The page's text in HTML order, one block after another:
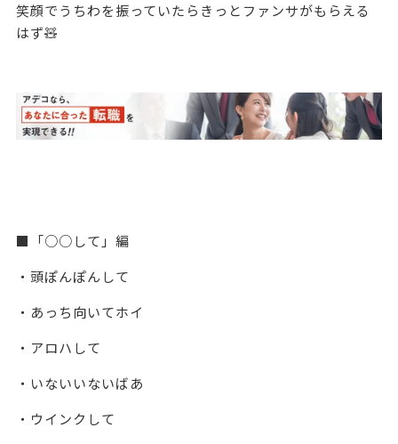
笑顔でうちわを振っていたらきっとファンサがもらえる
はず🧸
■「○○して」編
・頭ぽんぽんして
・あっち向いてホイ
・アロハして
・いないいないばあ
・ウインクして